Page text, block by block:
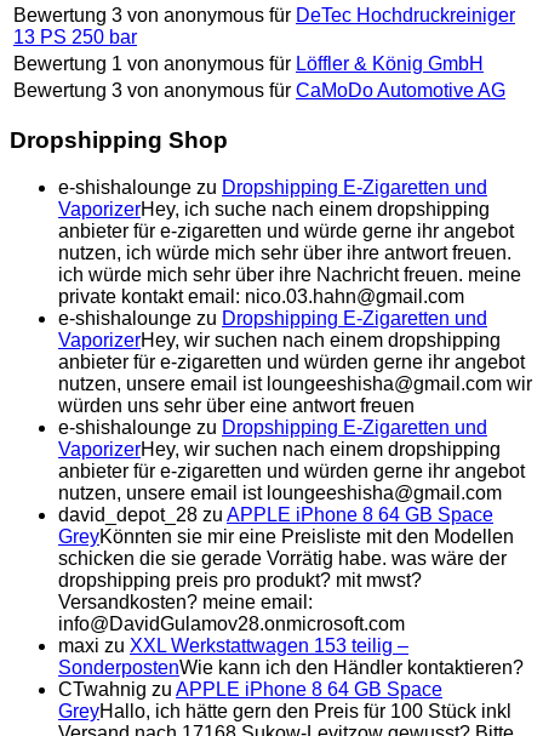
Bewertung 3 von anonymous für DeTec Hochdruckreiniger
13 PS 250 bar
Bewertung 1 von anonymous für Löffler & König GmbH
Bewertung 3 von anonymous für CaMoDo Automotive AG
Dropshipping Shop
e-shishalounge zu Dropshipping E-Zigaretten und
VaporizerHey, ich suche nach einem dropshipping
anbieter für e-zigaretten und würde gerne ihr angebot
nutzen, ich würde mich sehr über ihre antwort freuen.
ich würde mich sehr über ihre Nachricht freuen. meine
private kontakt email: nico.03.hahn@gmail.com
e-shishalounge zu Dropshipping E-Zigaretten und
VaporizerHey, wir suchen nach einem dropshipping
anbieter für e-zigaretten und würden gerne ihr angebot
nutzen, unsere email ist loungeeshisha@gmail.com wir
würden uns sehr über eine antwort freuen
e-shishalounge zu Dropshipping E-Zigaretten und
VaporizerHey, wir suchen nach einem dropshipping
anbieter für e-zigaretten und würden gerne ihr angebot
nutzen, unsere email ist loungeeshisha@gmail.com
david_depot_28 zu APPLE iPhone 8 64 GB Space
GreyKönnten sie mir eine Preisliste mit den Modellen
schicken die sie gerade Vorrätig habe. was wäre der
dropshipping preis pro produkt? mit mwst?
Versandkosten? meine email:
info@DavidGulamov28.onmicrosoft.com
maxi zu XXL Werkstattwagen 153 teilig –
SonderpostenWie kann ich den Händler kontaktieren?
CTwahnig zu APPLE iPhone 8 64 GB Space
GreyHallo, ich hätte gern den Preis für 100 Stück inkl